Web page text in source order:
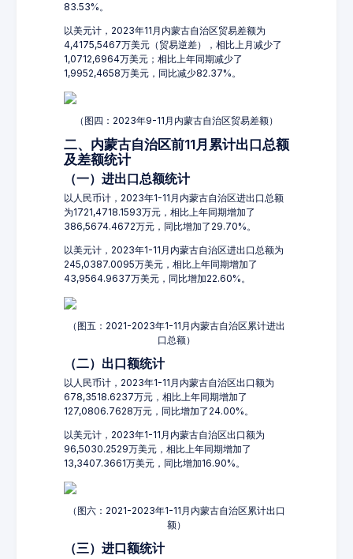
83.53%。
以美元计，2023年11月内蒙古自治区贸易差额为
4,4175,5467万美元（贸易逆差），相比上月减少了
1,0712,6964万美元；相比上年同期减少了
1,9952,4658万美元，同比减少82.37%。
（图四：2023年9-11月内蒙古自治区贸易差额）
二、内蒙古自治区前11月累计出口总额
及差额统计
（一）进出口总额统计
以人民币计，2023年1-11月内蒙古自治区进出口总额
为1721,4718.1593万元，相比上年同期增加了
386,5674.4672万元，同比增加了29.70%。
以美元计，2023年1-11月内蒙古自治区进出口总额为
245,0387.0095万美元，相比上年同期增加了
43,9564.9637万美元，同比增加22.60%。
（图五：2021-2023年1-11月内蒙古自治区累计进出
口总额）
（二）出口额统计
以人民币计，2023年1-11月内蒙古自治区出口额为
678,3518.6237万元，相比上年同期增加了
127,0806.7628万元，同比增加了24.00%。
以美元计，2023年1-11月内蒙古自治区出口额为
96,5030.2529万美元，相比上年同期增加了
13,3407.3661万美元，同比增加16.90%。
（图六：2021-2023年1-11月内蒙古自治区累计出口
额）
（三）进口额统计